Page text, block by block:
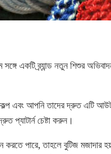
একটি ব্র্যান্ড নতুন শিশুর
এবং আপনি তাদের দ্রুত এটি
প্যাটার্ন চেষ্টা করুন।
করতে পারে, তাহলে বুটিজ মজাদার